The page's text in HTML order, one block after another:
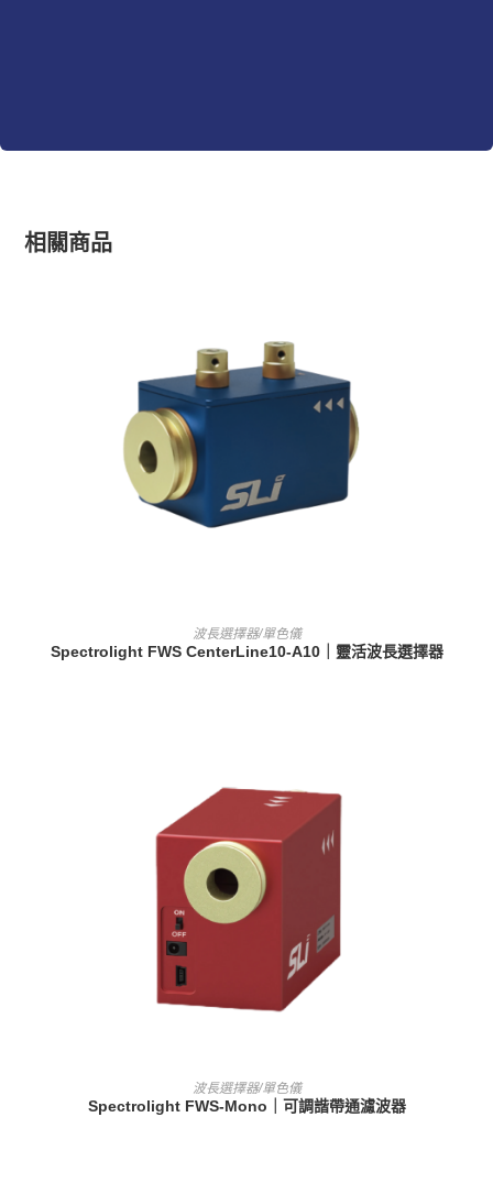
e
:
相關商品
查看內容
波長選擇器/單色儀
Spectrolight FWS CenterLine10-A10｜靈活波長選擇器
查看內容
波長選擇器/單色儀
Spectrolight FWS-Mono｜可調諧帶通濾波器